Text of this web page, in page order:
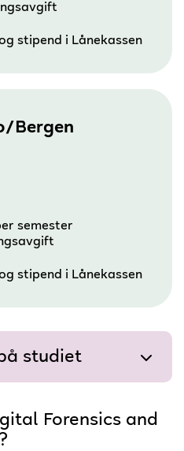
stipend i Lånekassen
Bergen
semester
stipend i Lånekassen
studiet
Forensics and